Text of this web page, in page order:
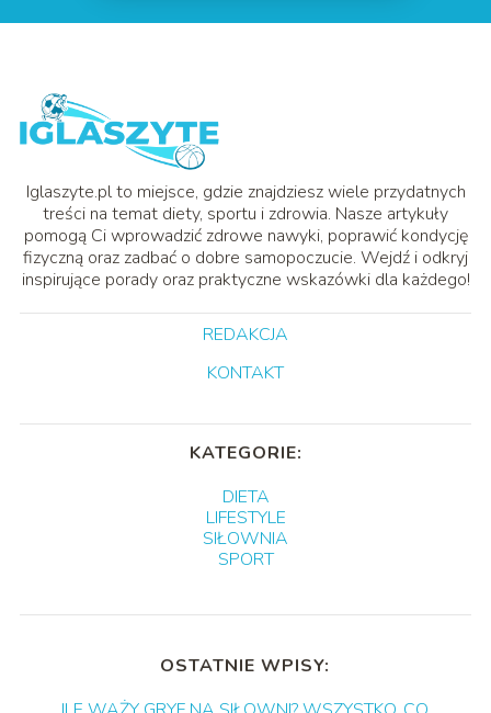
Iglaszyte.pl to miejsce, gdzie znajdziesz wiele przydatnych
treści na temat diety, sportu i zdrowia. Nasze artykuły
pomogą Ci wprowadzić zdrowe nawyki, poprawić kondycję
fizyczną oraz zadbać o dobre samopoczucie. Wejdź i odkryj
inspirujące porady oraz praktyczne wskazówki dla każdego!
REDAKCJA
KONTAKT
KATEGORIE:
DIETA
LIFESTYLE
SIŁOWNIA
SPORT
OSTATNIE WPISY: